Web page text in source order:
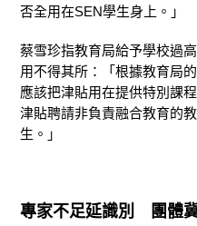
否全用在SEN學生身上。」
蔡雪珍指教育局給予學校過
用不得其所：「根據教育局
應該把津貼用在提供特別課
津貼聘請非負責融合教育的
生。」
專家不足延識別 團體